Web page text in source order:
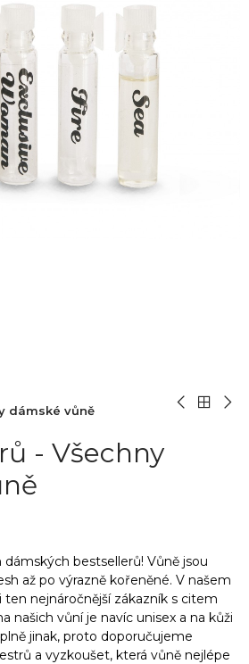
dámské vůně
- Všechny
dámských bestsellerů! Vůně jsou
až po výrazně kořeněné. V našem
ten nejnáročnější zákazník s citem
našich vůní je navíc unisex a na kůži
jinak, proto doporučujeme
a vyzkoušet, která vůně nejlépe